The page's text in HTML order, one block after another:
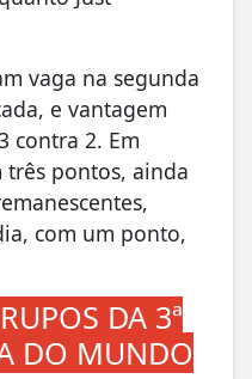
vaga na segunda
e vantagem
contra 2. Em
pontos, ainda
com um ponto,
DA 3ª
DO MUNDO